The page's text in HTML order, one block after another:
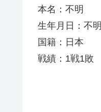
本名：不明
生年月日：不明
国籍：日本
戦績：1戦1敗